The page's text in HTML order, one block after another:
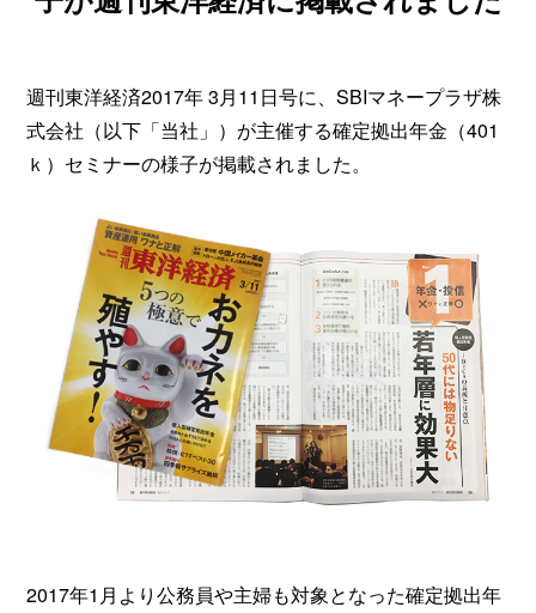
週刊東洋経済2017年 3月11日号に、SBIマネープラザ株
式会社（以下「当社」）が主催する確定拠出年金（401
ｋ）セミナーの様子が掲載されました。
2017年1月より公務員や主婦も対象となった確定拠出年